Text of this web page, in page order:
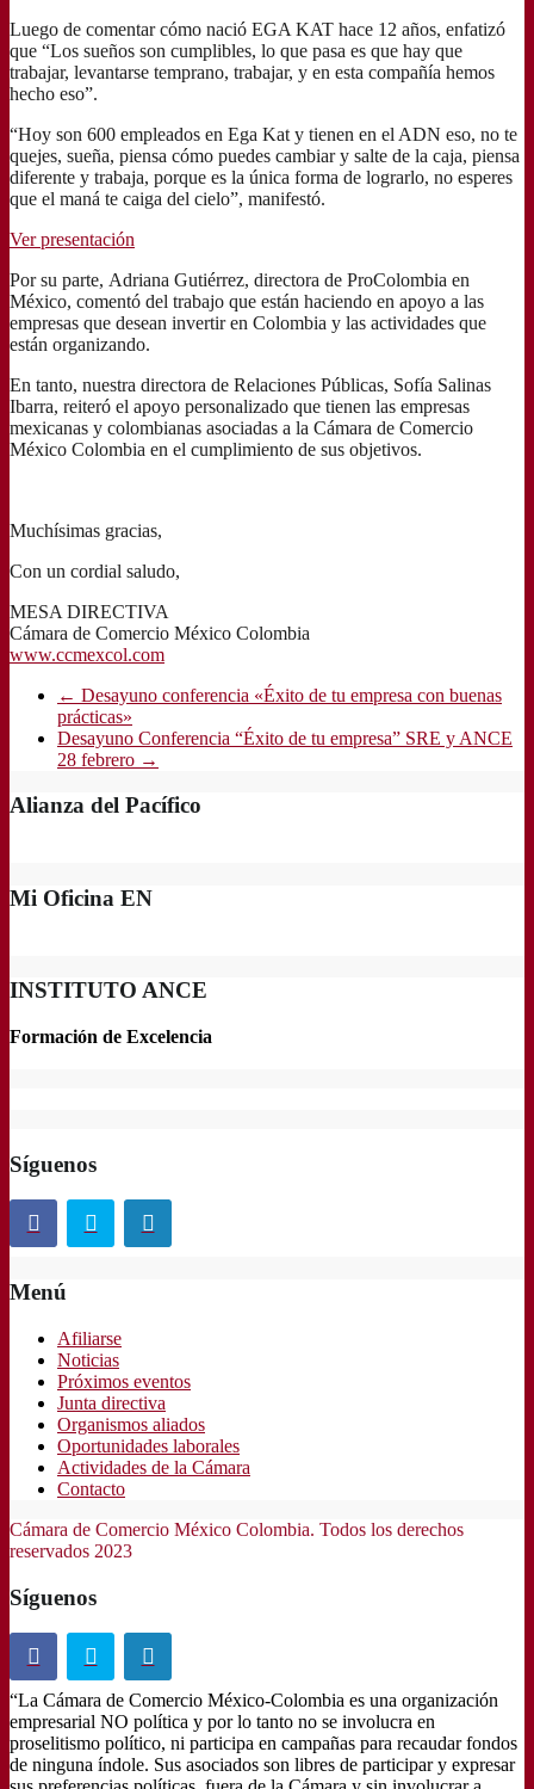
Luego de comentar cómo nació EGA KAT hace 12 años, enfatizó
que “Los sueños son cumplibles, lo que pasa es que hay que
trabajar, levantarse temprano, trabajar, y en esta compañía hemos
hecho eso”.
“Hoy son 600 empleados en Ega Kat y tienen en el ADN eso, no te
quejes, sueña, piensa cómo puedes cambiar y salte de la caja, piensa
diferente y trabaja, porque es la única forma de lograrlo, no esperes
que el maná te caiga del cielo”, manifestó.
Ver presentación
Por su parte, Adriana Gutiérrez, directora de ProColombia en
México, comentó del trabajo que están haciendo en apoyo a las
empresas que desean invertir en Colombia y las actividades que
están organizando.
En tanto, nuestra directora de Relaciones Públicas, Sofía Salinas
Ibarra, reiteró el apoyo personalizado que tienen las empresas
mexicanas y colombianas asociadas a la Cámara de Comercio
México Colombia en el cumplimiento de sus objetivos.
Muchísimas gracias,
Con un cordial saludo,
MESA DIRECTIVA
Cámara de Comercio México Colombia
www.ccmexcol.com
← Desayuno conferencia «Éxito de tu empresa con buenas
prácticas»
Desayuno Conferencia “Éxito de tu empresa” SRE y ANCE
28 febrero →
Alianza del Pacífico
Mi Oficina EN
INSTITUTO ANCE
Formación de Excelencia
Síguenos
Menú
Afiliarse
Noticias
Próximos eventos
Junta directiva
Organismos aliados
Oportunidades laborales
Actividades de la Cámara
Contacto
Cámara de Comercio México Colombia. Todos los derechos
reservados 2023
Síguenos
“La Cámara de Comercio México-Colombia es una organización
empresarial NO política y por lo tanto no se involucra en
proselitismo político, ni participa en campañas para recaudar fondos
de ninguna índole. Sus asociados son libres de participar y expresar